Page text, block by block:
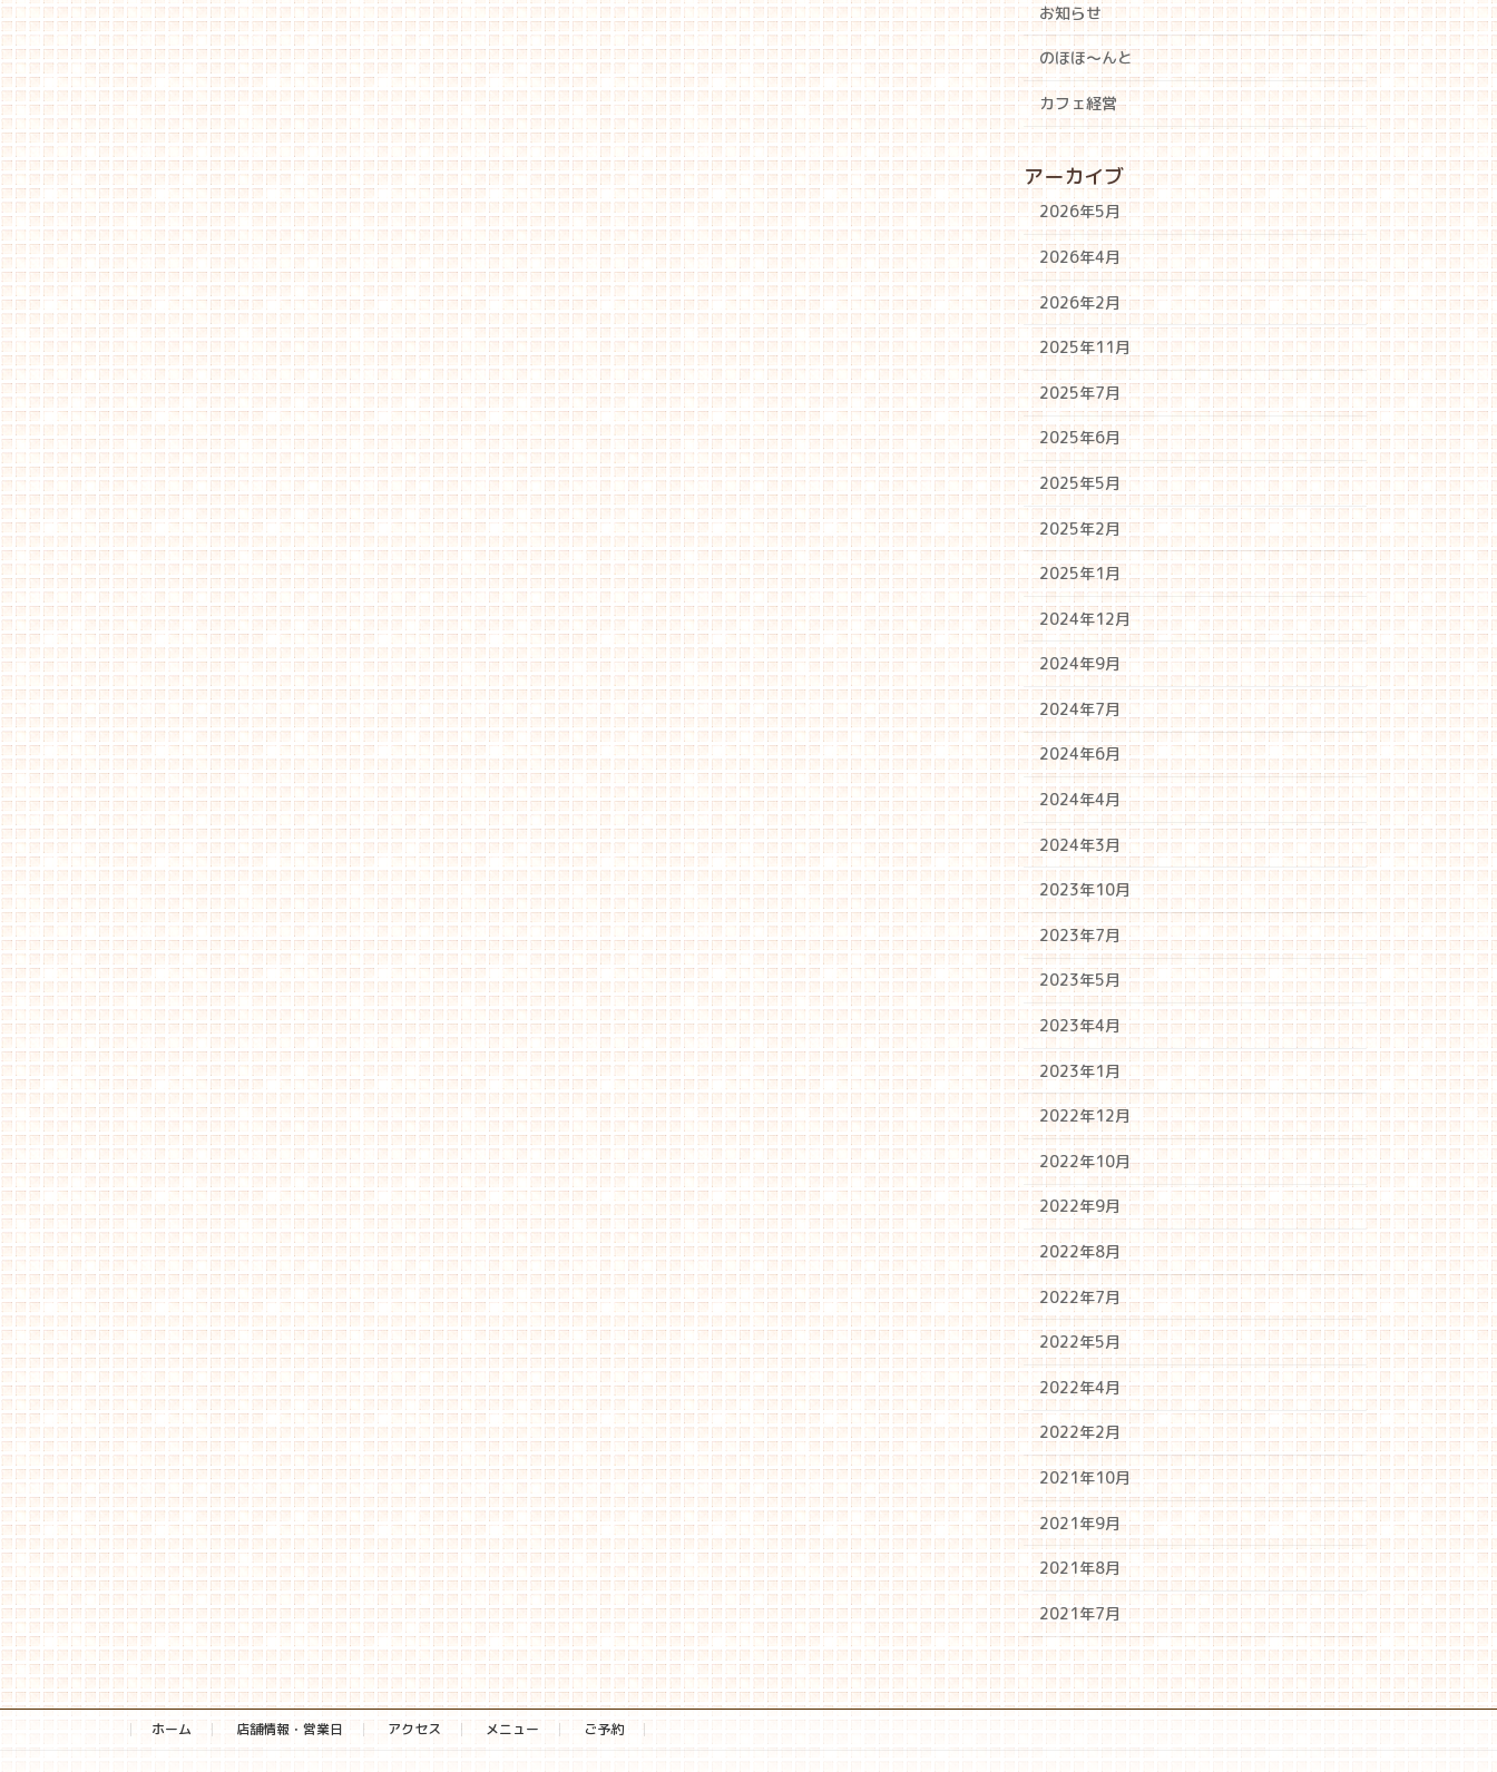
お知らせ
のほほ〜んと
カフェ経営
アーカイブ
2026年5月
2026年4月
2026年2月
2025年11月
2025年7月
2025年6月
2025年5月
2025年2月
2025年1月
2024年12月
2024年9月
2024年7月
2024年6月
2024年4月
2024年3月
2023年10月
2023年7月
2023年5月
2023年4月
2023年1月
2022年12月
2022年10月
2022年9月
2022年8月
2022年7月
2022年5月
2022年4月
2022年2月
2021年10月
2021年9月
2021年8月
2021年7月
ホーム 店舗情報・営業日 アクセス メニュー ご予約